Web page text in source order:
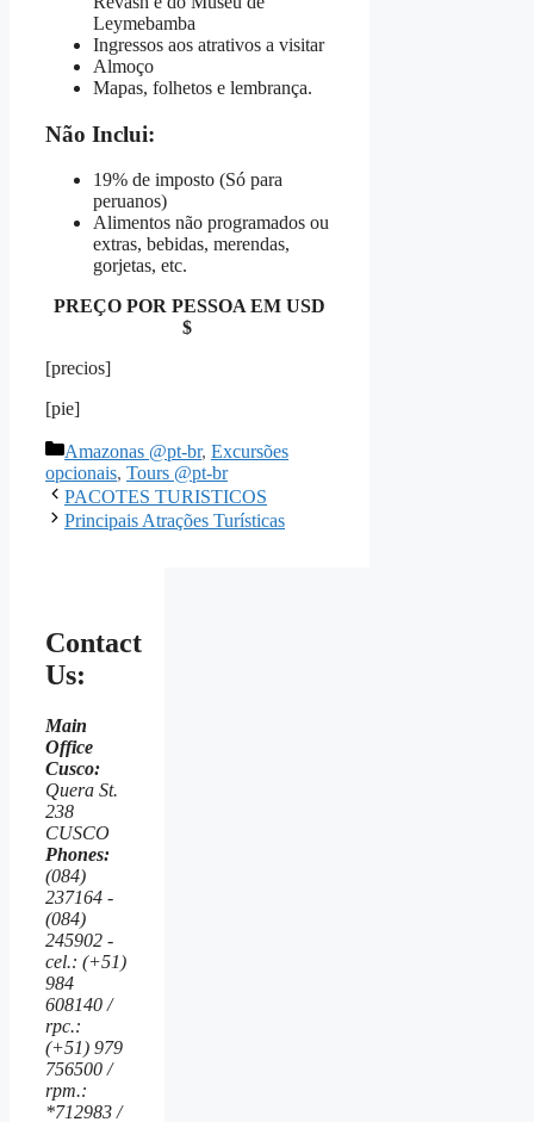
Leymebamba
Ingressos aos atrativos a visitar
Almoço
Mapas, folhetos e lembrança.
Não Inclui:
19% de imposto (Só para
peruanos)
Alimentos não programados ou
extras, bebidas, merendas,
gorjetas, etc.
PREÇO POR PESSOA EM USD
$
[precios]
[pie]
Categorías
Amazonas @pt-br, Excursões
opcionais, Tours @pt-br
PACOTES TURISTICOS
Principais Atrações Turísticas
Contact
Us:
Main
Office
Cusco:
Quera St.
238
CUSCO
Phones:
(084)
237164 -
(084)
245902 -
cel.: (+51)
984
608140 /
rpc.:
(+51) 979
756500 /
rpm.:
*712983 /